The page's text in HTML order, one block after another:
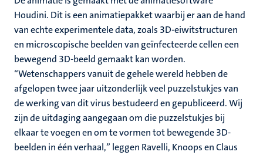
Houdini. Dit is een animatiepakket waarbij er aan de hand
van echte experimentele data, zoals 3D-eiwitstructuren
en microscopische beelden van geïnfecteerde cellen een
bewegend 3D-beeld gemaakt kan worden.
“Wetenschappers vanuit de gehele wereld hebben de
afgelopen twee jaar uitzonderlijk veel puzzelstukjes van
de werking van dit virus bestudeerd en gepubliceerd. Wij
zijn de uitdaging aangegaan om die puzzelstukjes bij
elkaar te voegen en om te vormen tot bewegende 3D-
beelden in één verhaal,” leggen Ravelli, Knoops en Claus